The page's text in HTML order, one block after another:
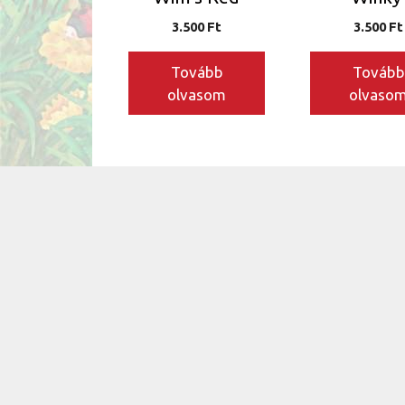
3.500Ft
Tovább
olvasom
3.500Ft
Tovább